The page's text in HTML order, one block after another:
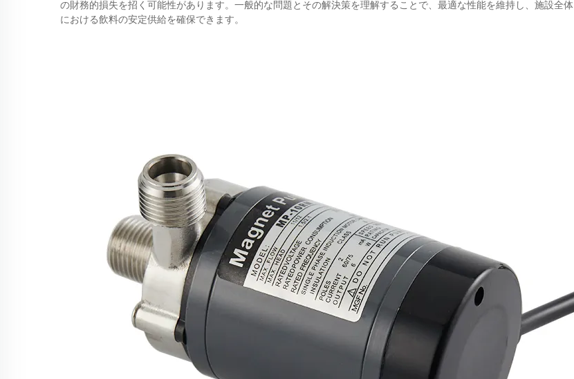
の財務的損失を招く可能性があります。一般的な問題とその解決策を理解することで、最適な性能を維持し、施設全体
における飲料の安定供給を確保できます。